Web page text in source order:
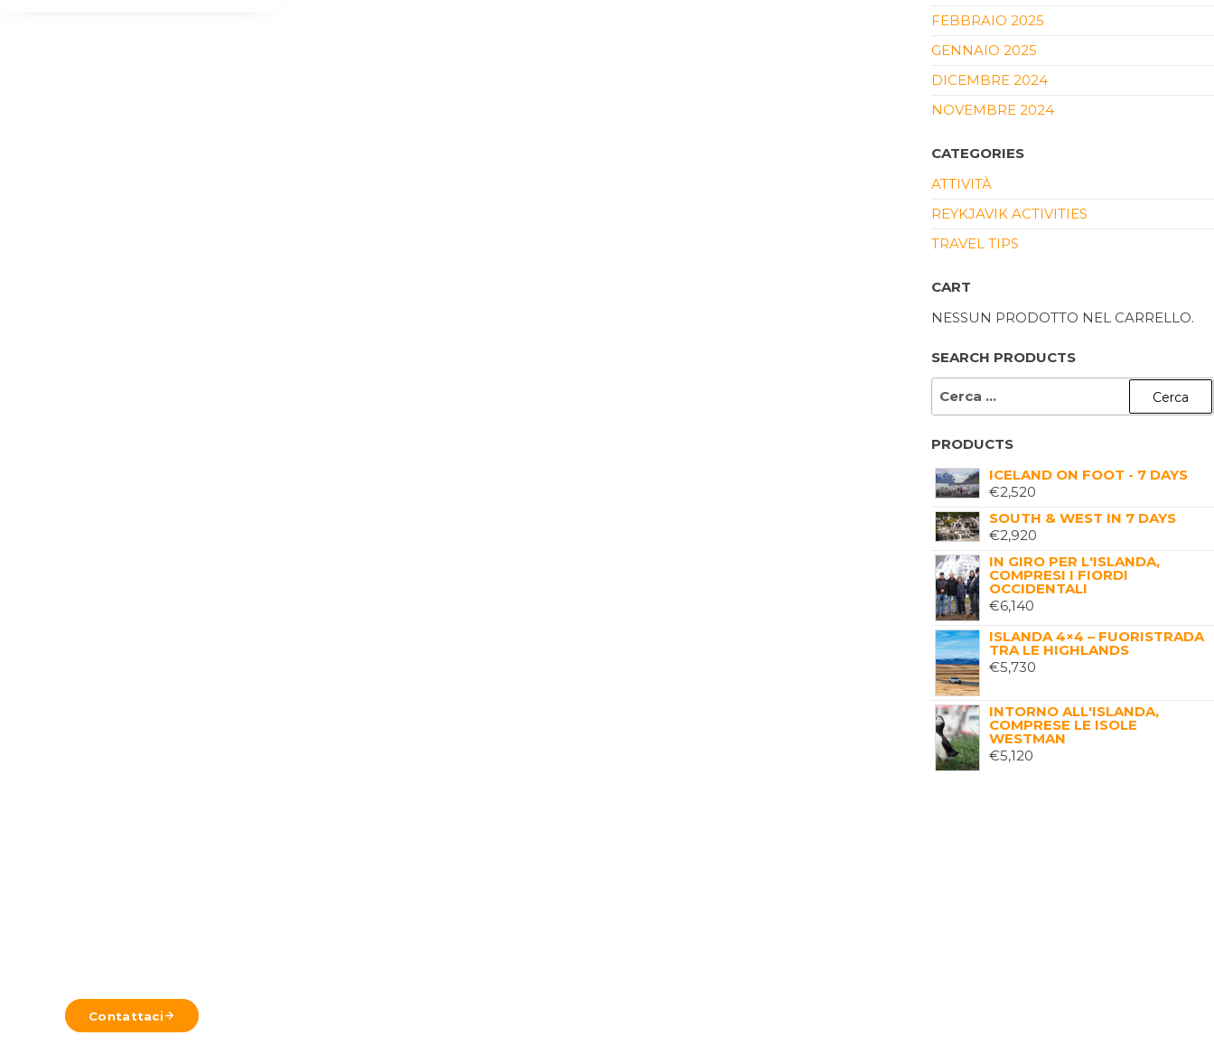
FEBBRAIO 2025
GENNAIO 2025
DICEMBRE 2024
NOVEMBRE 2024
CATEGORIES
ATTIVITÀ
REYKJAVIK ACTIVITIES
TRAVEL TIPS
CART
NESSUN PRODOTTO NEL CARRELLO.
SEARCH PRODUCTS
PRODUCTS
ICELAND ON FOOT - 7 DAYS
€2,520
SOUTH & WEST IN 7 DAYS
€2,920
IN GIRO PER L'ISLANDA,
COMPRESI I FIORDI
OCCIDENTALI
€6,140
ISLANDA 4×4 – FUORISTRADA
TRA LE HIGHLANDS
€5,730
INTORNO ALL'ISLANDA,
COMPRESE LE ISOLE
WESTMAN
€5,120
Contattaci